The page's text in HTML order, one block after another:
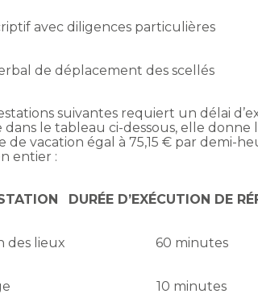
avec diligences particulières
de déplacement des scellés
suivantes requiert un délai
le tableau ci-dessous, elle donne
vacation égal à 75,15 € par demi-
entier :
DURÉE D’EXÉCUTION DE
des lieux 60 minutes
10 minutes